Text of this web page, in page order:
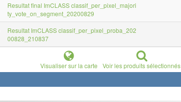
Resultat final ImCLASS classif_per_pixel_majori
ty_vote_on_segment_20200829
Resultat ImCLASS classif_per_pixel_proba_202
00828_210837
Visualiser sur la carte Voir les produits sélectionnés